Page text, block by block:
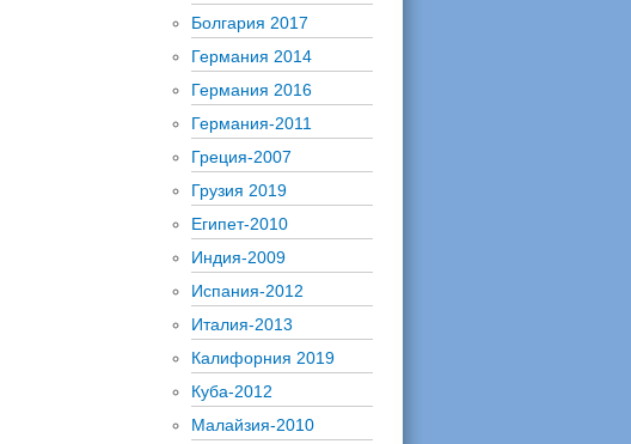
Болгария 2017
Германия 2014
Германия 2016
Германия-2011
Греция-2007
Грузия 2019
Египет-2010
Индия-2009
Испания-2012
Италия-2013
Калифорния 2019
Куба-2012
Малайзия-2010